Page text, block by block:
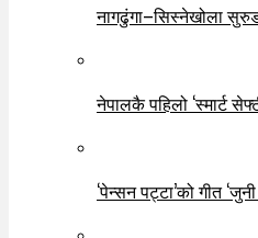
नागढुंगा–सिस्नेखोला
नेपालकै पहिलो ‘स्मार्ट
‘पेन्सन पट्टा’को गीत